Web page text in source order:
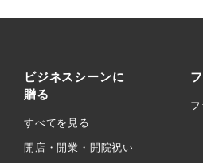
ビジネスシーンに
贈る
すべてを見る
開店・開業・開院祝い